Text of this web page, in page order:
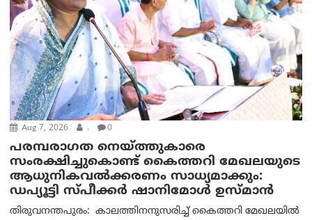
Aug 7, 2026 . 0
പരമ്പരാഗത നെയ്ത്തുകാരെ
സംരക്ഷിച്ചുകൊണ്ട് കൈത്തറി മേഖലയുടെ
ആധുനികവൽക്കരണം സാധ്യമാക്കും:
ഡപ്യൂട്ടി സ്പീക്കർ ഷാനിമോൾ ഉസ്മാൻ
തിരുവനന്തപുരം: കാലത്തിനനുസരിച്ച് കൈത്തറി മേഖലയിൽ